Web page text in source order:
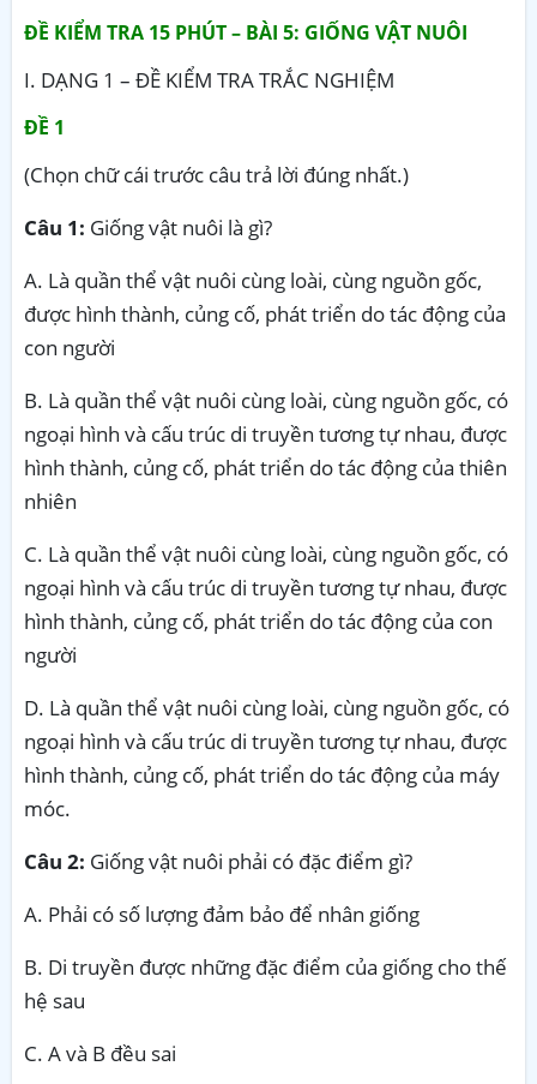
ĐỀ KIỂM TRA 15 PHÚT – BÀI 5: GIỐNG VẬT NUÔI
I. DẠNG 1 – ĐỀ KIỂM TRA TRẮC NGHIỆM
ĐỀ 1
(Chọn chữ cái trước câu trả lời đúng nhất.)
Câu 1: Giống vật nuôi là gì?
A. Là quần thể vật nuôi cùng loài, cùng nguồn gốc,
được hình thành, củng cố, phát triển do tác động của
con người
B. Là quần thể vật nuôi cùng loài, cùng nguồn gốc, có
ngoại hình và cấu trúc di truyền tương tự nhau, được
hình thành, củng cố, phát triển do tác động của thiên
C. Là quần thể vật nuôi cùng loài, cùng nguồn gốc, có
ngoại hình và cấu trúc di truyền tương tự nhau, được
hình thành, củng cố, phát triển do tác động của con
người
D. Là quần thể vật nuôi cùng loài, cùng nguồn gốc, có
ngoại hình và cấu trúc di truyền tương tự nhau, được
hình thành, củng cố, phát triển do tác động của máy
móc.
Câu 2: Giống vật nuôi phải có đặc điểm gì?
A. Phải có số lượng đảm bảo để nhân giống
B. Di truyền được những đặc điểm của giống cho thế
hệ sau
C. A và B đều sai